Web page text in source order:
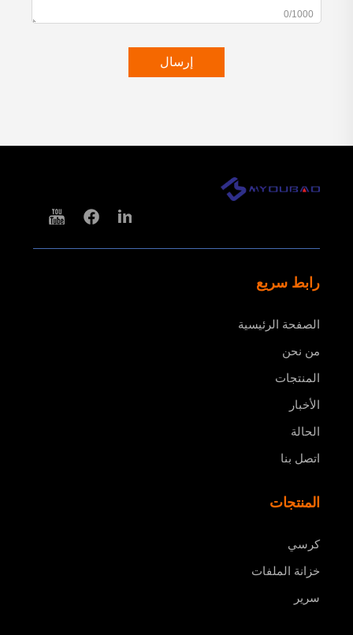
0/1000
إرسال
رابط سريع
الصفحة الرئيسية
من نحن
المنتجات
الأخبار
الحالة
اتصل بنا
المنتجات
كرسي
خزانة الملفات
سرير